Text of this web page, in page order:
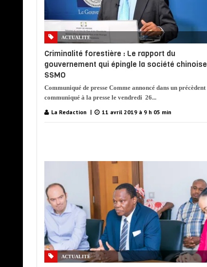
ACTUALITE
Criminalité forestière : Le rapport du
gouvernement qui épingle la société chinoise
SSMO
Communiqué de presse Comme annoncé dans un précèdent
communiqué à la presse le vendredi 26...
La Redaction
11 avril 2019 à 9 h 05 min
ACTUALITE